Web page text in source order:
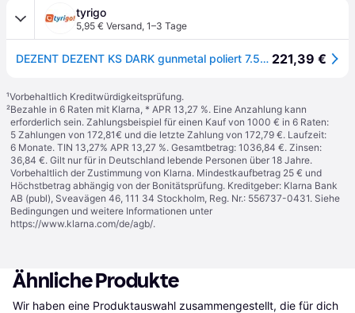
tyrigo
5,95 € Versand, 1–3 Tage
DEZENT DEZENT KS DARK gunmetal poliert 7.5Jx18 5x114.3 ET49.5 221,39 €
¹Vorbehaltlich Kreditwürdigkeitsprüfung.
²Bezahle in 6 Raten mit Klarna, * APR 13,27 %. Eine Anzahlung kann
erforderlich sein. Zahlungsbeispiel für einen Kauf von 1000 € in 6 Raten:
5 Zahlungen von 172,81€ und die letzte Zahlung von 172,79 €. Laufzeit:
6 Monate. TIN 13,27% APR 13,27 %. Gesamtbetrag: 1036,84 €. Zinsen:
36,84 €. Gilt nur für in Deutschland lebende Personen über 18 Jahre.
Vorbehaltlich der Zustimmung von Klarna. Mindestkaufbetrag 25 € und
Höchstbetrag abhängig von der Bonitätsprüfung. Kreditgeber: Klarna Bank
AB (publ), Sveavägen 46, 111 34 Stockholm, Reg. Nr.: 556737-0431. Siehe
Bedingungen und weitere Informationen unter
https://www.klarna.com/de/agb/.
Ähnliche Produkte
Wir haben eine Produktauswahl zusammengestellt, die für dich